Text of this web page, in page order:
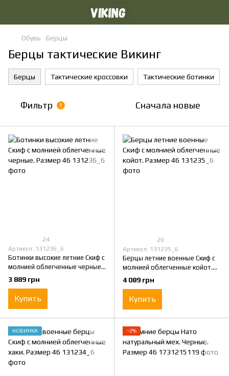
Обувь Берцы
Берцы тактические Викинг
Берцы Тактические кроссовки Тактические ботинки
Фильтр 1 Сначала новые
24
Артикул: 131236_6
Ботинки высокие летние Скиф с
молнией облегченные черные.
Размер 46
3 889 грн
Купить
20
Артикул: 131235_6
Берцы летние военные Скиф с
молнией облегченные койот.
Размер 46
4 089 грн
Купить
НОВИНКА −2%